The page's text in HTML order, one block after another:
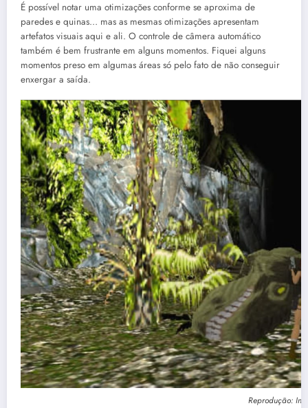
É possível notar uma otimizações conforme se aproxima de
paredes e quinas… mas as mesmas otimizações apresentam
artefatos visuais aqui e ali. O controle de câmera automático
também é bem frustrante em alguns momentos. Fiquei alguns
momentos preso em algumas áreas só pelo fato de não conseguir
enxergar a saída.
Reprodução: